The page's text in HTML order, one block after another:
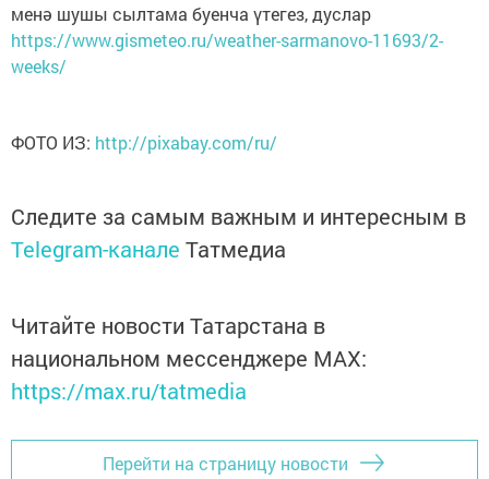
менә шушы сылтама буенча үтегез, дуслар
https://www.gismeteo.ru/weather-sarmanovo-11693/2-
weeks/
ФОТО ИЗ: http://pixabay.com/ru/
Следите за самым важным и интересным в
Telegram-канале Татмедиа
Читайте новости Татарстана в
национальном мессенджере MАХ:
https://max.ru/tatmedia
Перейти на страницу новости